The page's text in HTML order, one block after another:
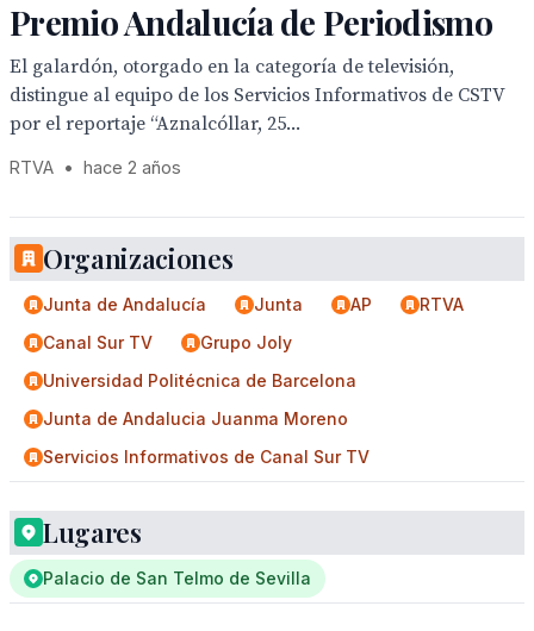
Premio Andalucía de Periodismo
El galardón, otorgado en la categoría de televisión,
distingue al equipo de los Servicios Informativos de CSTV
por el reportaje “Aznalcóllar, 25...
RTVA • hace 2 años
Organizaciones
Junta de Andalucía Junta AP
RTVA
Canal Sur TV
Grupo Joly
Universidad Politécnica de Barcelona
Junta de Andalucia Juanma Moreno
Servicios Informativos de Canal Sur TV
Lugares
Palacio de San Telmo de Sevilla